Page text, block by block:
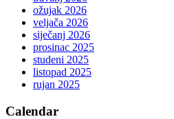
ožujak 2026
veljača 2026
siječanj 2026
prosinac 2025
studeni 2025
listopad 2025
rujan 2025
Calendar